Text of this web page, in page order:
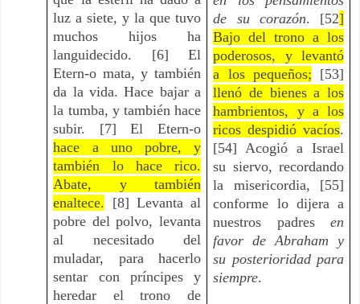
luz a siete, y la que tuvo
muchos hijos ha
languidecido. [6] El
Etern-o mata, y también
da la vida. Hace bajar a
la tumba, y también hace
subir. [7] El Etern-o
hace a uno pobre, y
también lo hace rico.
Abate, y también
enaltece. [8] Levanta al
pobre del polvo, levanta
al necesitado del
muladar, para hacerlo
sentar con príncipes y
heredar el trono de
de su corazón. [52]
Bajo del trono a los
poderosos, y levantó
a los pequeños; [53]
llenó de bienes a los
hambrientos, y a los
ricos despidió vacíos.
[54] Acogió a Israel
su siervo, recordando
la misericordia, [55]
conforme lo dijera a
nuestros padres en
favor de Abraham y
su posterioridad para
siempre.